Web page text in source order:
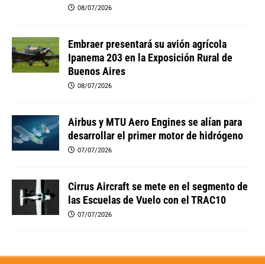
08/07/2026
Embraer presentará su avión agrícola
Ipanema 203 en la Exposición Rural de
Buenos Aires
08/07/2026
Airbus y MTU Aero Engines se alían para
desarrollar el primer motor de hidrógeno
07/07/2026
Cirrus Aircraft se mete en el segmento de
las Escuelas de Vuelo con el TRAC10
07/07/2026